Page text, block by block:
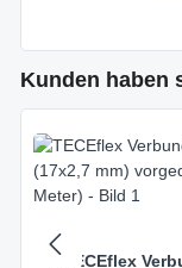
Produktgalerie
Kunden haben
TECEflex